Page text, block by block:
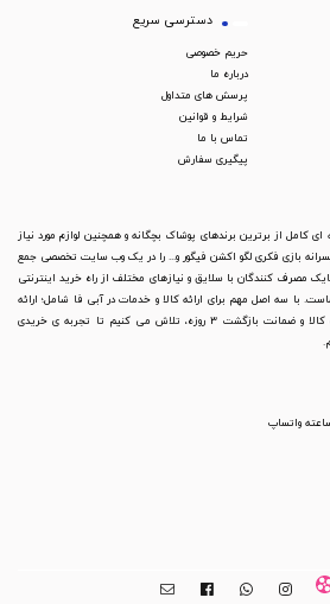
دسترسی سریع
حریم خصوصی
درباره ما
پرسش های متداول
شرایط و قوانین
تماس با ما
پیگیری سفارش
کامل از برترین برندهای پوشاک بچگانه و همچنین لوازم مورد نیاز
پسرانه بازی فکری لگو اکشن فیگور و... را در یک وب سایت تخصصی جمع
مصرف کنندگان با سلایق و نیازهای مختلف از راه خرید اینترنتی
با سه اصل مهم برای ارائه کالا و خدمات در آبی فا شامل؛ ارائه
کالاهای اصل و باکیفیت، تضمین اصالت کالا و ضمانت بازگشت 3 روزه، تلاش می کنیم تا تجربه ی خریدی